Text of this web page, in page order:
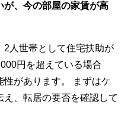
が、今の部屋の家賃が高
2人世帯として住宅扶助が
円を超えている場合
があります。 まずはケ
、転居の要否を確認して